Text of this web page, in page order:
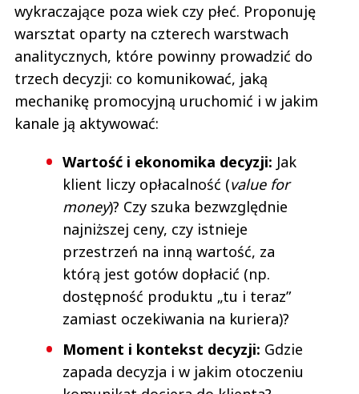
wykraczające poza wiek czy płeć. Proponuję
warsztat oparty na czterech warstwach
analitycznych, które powinny prowadzić do
trzech decyzji: co komunikować, jaką
mechanikę promocyjną uruchomić i w jakim
kanale ją aktywować:
Wartość i ekonomika decyzji: Jak
klient liczy opłacalność (value for
money)? Czy szuka bezwzględnie
najniższej ceny, czy istnieje
przestrzeń na inną wartość, za
którą jest gotów dopłacić (np.
dostępność produktu „tu i teraz”
zamiast oczekiwania na kuriera)?
Moment i kontekst decyzji: Gdzie
zapada decyzja i w jakim otoczeniu